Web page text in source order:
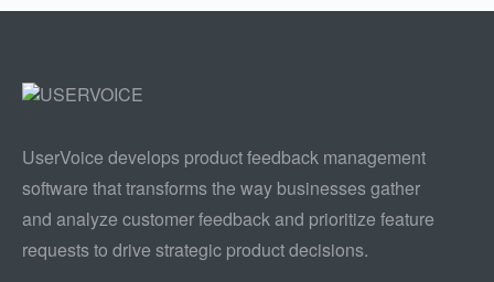
UserVoice develops product feedback management
software that transforms the way businesses gather
and analyze customer feedback and prioritize feature
requests to drive strategic product decisions.